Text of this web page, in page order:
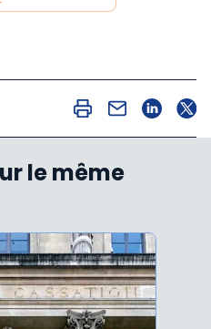
le même